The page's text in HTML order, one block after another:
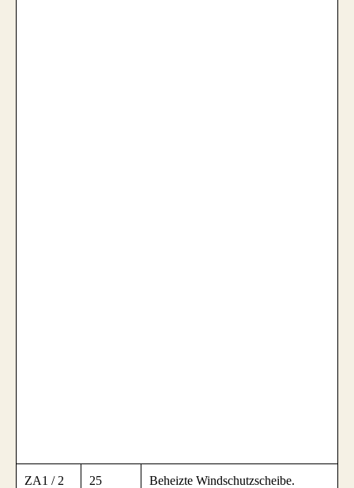
ZA1 / 2 25 Beheizte Windschutzscheibe.